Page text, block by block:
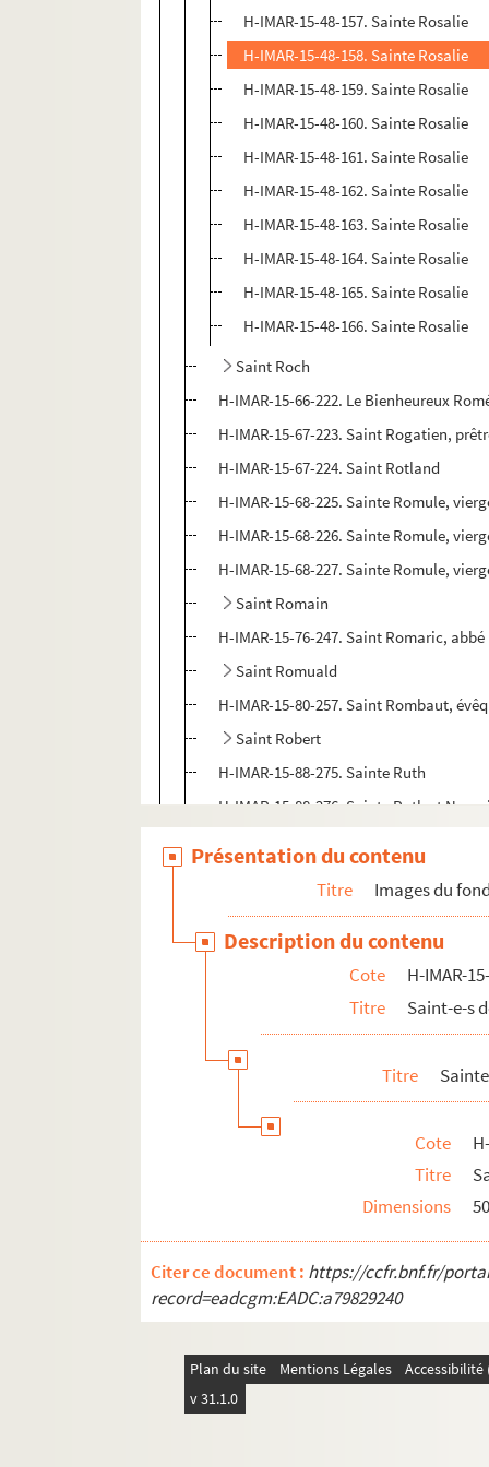
H-IMAR-15-48-157. Sainte Rosalie
H-IMAR-15-48-158. Sainte Rosalie
H-IMAR-15-48-159. Sainte Rosalie
H-IMAR-15-48-160. Sainte Rosalie
H-IMAR-15-48-161. Sainte Rosalie
H-IMAR-15-48-162. Sainte Rosalie
H-IMAR-15-48-163. Sainte Rosalie
H-IMAR-15-48-164. Sainte Rosalie
H-IMAR-15-48-165. Sainte Rosalie
H-IMAR-15-48-166. Sainte Rosalie
Saint Roch
H-IMAR-15-66-222. Le Bienheureux
H-IMAR-15-67-223. Saint Rogatien,
H-IMAR-15-67-224. Saint Rotland
H-IMAR-15-68-225. Sainte Romule,
H-IMAR-15-68-226. Sainte Romule,
H-IMAR-15-68-227. Sainte Romule,
Saint Romain
H-IMAR-15-76-247. Saint Romaric, abbé
Saint Romuald
H-IMAR-15-80-257. Saint Rombaut,
Saint Robert
H-IMAR-15-88-275. Sainte Ruth
H-IMAR-15-88-276. Sainte Ruth et
Saint Rupert
H-IMAR-15-91-284. Sainte Rufine et
H-IMAR-15-92-285. Saint Ruffin
H-IMAR-15-92-287. Sainte Rufine et
H-IMAR-16-1-1 à H-IMAR-16-147-394.
H-IMAR-17-1-1 à H-IMAR-17-90-270.
H-IMAR-17-91-271 à H-IMAR-17-111-
H-IMAR-18-112-327 à H-IMAR-18-135-
Présentation du contenu
Titre Images du
Description du contenu
Cote
H-IMAR-
Titre
Saint-e-s
Titre
Cote
Titre
Dimensions
Citer ce document : https://ccfr.bnf.fr/
record=eadcgm:EADC:a79829240
Plan du site Mentions Légales
v 31.1.0